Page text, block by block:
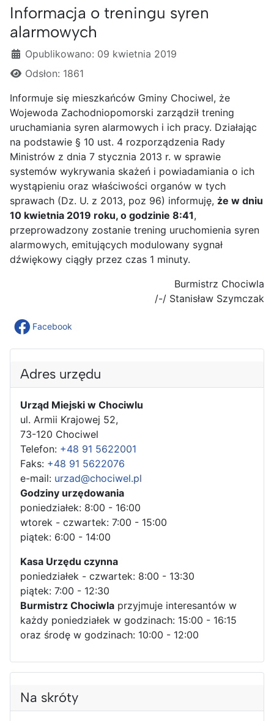
Informacja o treningu syren
alarmowych
Szczegóły
Opublikowano: 09 kwietnia 2019
Odsłon: 1861
Informuje się mieszkańców Gminy Chociwel, że
Wojewoda Zachodniopomorski zarządził trening
uruchamiania syren alarmowych i ich pracy. Działając
na podstawie § 10 ust. 4 rozporządzenia Rady
Ministrów z dnia 7 stycznia 2013 r. w sprawie
systemów wykrywania skażeń i powiadamiania o ich
wystąpieniu oraz właściwości organów w tych
sprawach (Dz. U. z 2013, poz 96) informuję, że w dniu
10 kwietnia 2019 roku, o godzinie 8:41,
przeprowadzony zostanie trening uruchomienia syren
alarmowych, emitujących modulowany sygnał
dźwiękowy ciągły przez czas 1 minuty.
Burmistrz Chociwla
/-/ Stanisław Szymczak
Facebook
Adres urzędu
Urząd Miejski w Chociwlu
ul. Armii Krajowej 52,
73-120 Chociwel
Telefon: +48 91 5622001
Faks: +48 91 5622076
e-mail: urzad@chociwel.pl
Godziny urzędowania
poniedziałek: 8:00 - 16:00
wtorek - czwartek: 7:00 - 15:00
piątek: 6:00 - 14:00
Kasa Urzędu czynna
poniedziałek - czwartek: 8:00 - 13:30
piątek: 7:00 - 12:30
Burmistrz Chociwla przyjmuje interesantów w
każdy poniedziałek w godzinach: 15:00 - 16:15
oraz środę w godzinach: 10:00 - 12:00
Na skróty